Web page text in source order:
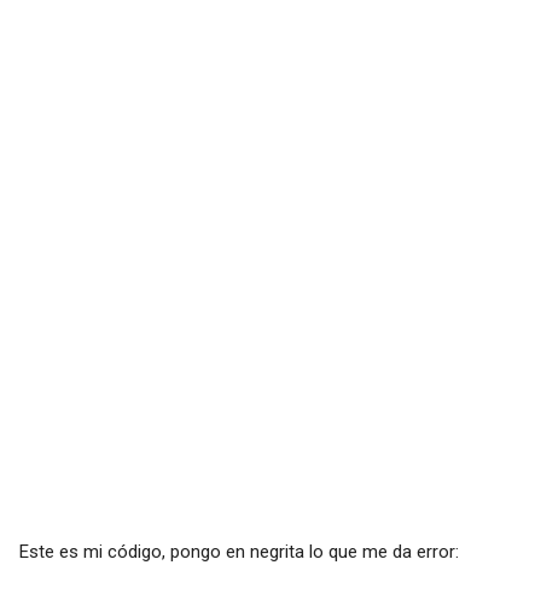
Este es mi código, pongo en negrita lo que me da error: